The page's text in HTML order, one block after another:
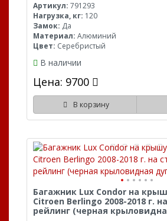
Артикул: 791293
Нагрузка, кг: 120
Замок: Да
Материал: Алюминий
Цвет: Серебристый
В наличии
Цена: 9700
В корзину
Багажник Lux Condor на
Citroen Berlingo 2008-2018 г.
рейлинг (черная